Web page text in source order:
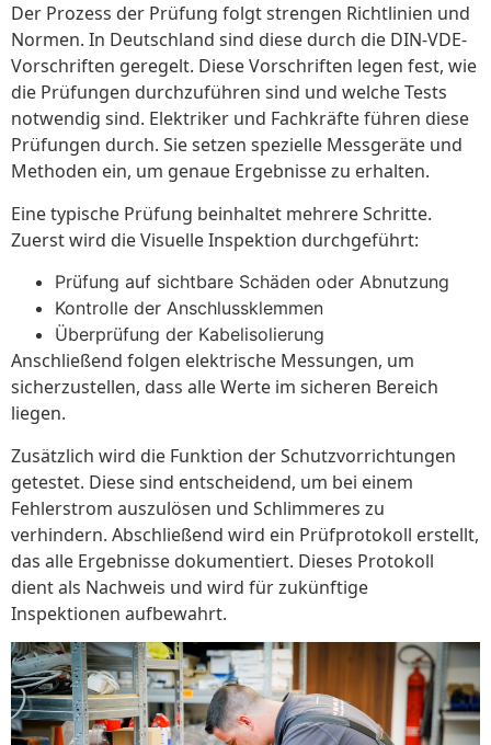
Der Prozess der Prüfung folgt strengen Richtlinien und
Normen. In Deutschland sind diese durch die DIN-VDE-
Vorschriften geregelt. Diese Vorschriften legen fest, wie
die Prüfungen durchzuführen sind und welche Tests
notwendig sind. Elektriker und Fachkräfte führen diese
Prüfungen durch. Sie setzen spezielle Messgeräte und
Methoden ein, um genaue Ergebnisse zu erhalten.
Eine typische Prüfung beinhaltet mehrere Schritte.
Zuerst wird die Visuelle Inspektion durchgeführt:
Prüfung auf sichtbare Schäden oder Abnutzung
Kontrolle der Anschlussklemmen
Überprüfung der Kabelisolierung
Anschließend folgen elektrische Messungen, um
sicherzustellen, dass alle Werte im sicheren Bereich
liegen.
Zusätzlich wird die Funktion der Schutzvorrichtungen
getestet. Diese sind entscheidend, um bei einem
Fehlerstrom auszulösen und Schlimmeres zu
verhindern. Abschließend wird ein Prüfprotokoll erstellt,
das alle Ergebnisse dokumentiert. Dieses Protokoll
dient als Nachweis und wird für zukünftige
Inspektionen aufbewahrt.